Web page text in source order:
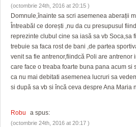
(octombrie 24th, 2016 at 20:15 )
Domnule,înainte sa scri asemenea aberații
Întreabăl ce dorești ,nu da cu presupusul
reprezinte clubul cine sa iasă sa vb Soca,sa
trebuie sa faca rost de bani ,de partea
venit sa fie antrenor,fiindcă Poli are
care face o treaba foarte buna pana acum si
ca nu mai debitati asemenea lucruri sa
si după sa vb si încă ceva despre Ana
Robu a spus:
(octombrie 24th, 2016 at 20:17 )